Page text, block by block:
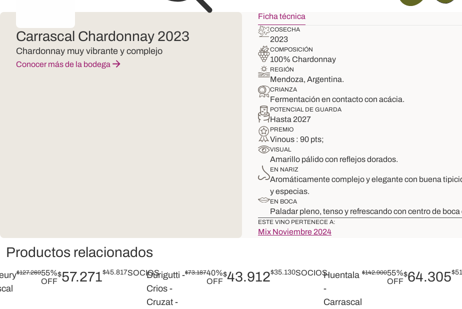
Carrascal Chardonnay 2023
Chardonnay muy vibrante y complejo
Conocer más de la bodega
Ficha técnica
COSECHA
2023
COMPOSICIÓN
100% Chardonnay
REGIÓN
Mendoza, Argentina.
CRIANZA
Fermentación en contacto con acácia.
POTENCIAL DE GUARDA
Hasta 2027
PREMIO
Vinous : 90 pts;
VISUAL
Amarillo pálido con reflejos dorados.
EN NARIZ
Aromáticamente complejo y elegante con buena
y especias.
EN BOCA
Paladar pleno, tenso y refrescando con centro de
ESTE VINO PERTENECE A:
Mix Noviembre 2024
Productos relacionados
$127.26955%
OFF
$57.271$45.817SOCIOSDurigutti -
Crios -
Cruzat -
$73.18740%
OFF
$43.912$35.130SOCIOSHuentala
-
Carrascal
$142.90055%
OFF
$64.305$